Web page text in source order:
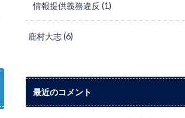
情報提供義務違反 (1)
鹿村大志(6)
最近のコメント